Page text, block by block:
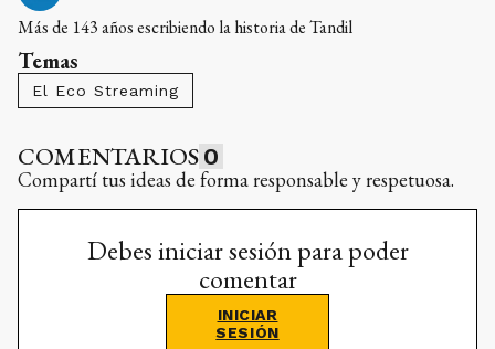
Más de 143 años escribiendo la historia de Tandil
Temas
El Eco Streaming
COMENTARIOS 0
Compartí tus ideas de forma responsable y respetuosa.
Debes iniciar sesión para poder
comentar
INICIAR
SESIÓN